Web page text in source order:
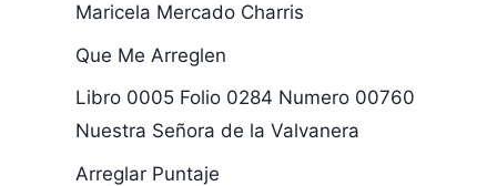
Maricela Mercado Charris
Que Me Arreglen
Libro 0005 Folio 0284 Numero 00760
Nuestra Señora de la Valvanera
Arreglar Puntaje